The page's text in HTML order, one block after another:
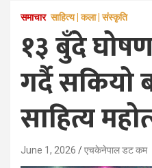
समाचार साहित्य | कला | संस्कृति
१३ बुँदे
गर्दै सकियो
साहित्य
June 1, 2026 एचकेनेपाल डट कम